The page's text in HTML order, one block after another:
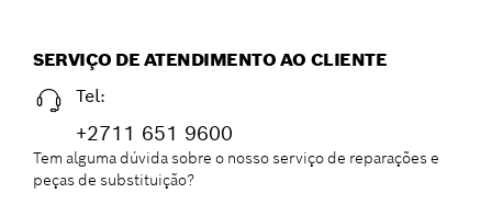
SERVIÇO DE ATENDIMENTO AO CLIENTE
Tel:
+2711 651 9600
Tem alguma dúvida sobre o nosso serviço de reparações e
peças de substituição?